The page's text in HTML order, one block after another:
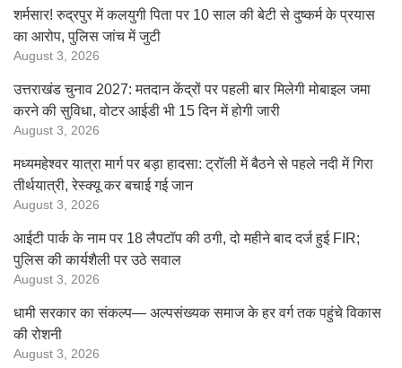
शर्मसार! रुद्रपुर में कलयुगी पिता पर 10 साल की बेटी से दुष्कर्म के प्रयास
का आरोप, पुलिस जांच में जुटी
August 3, 2026
उत्तराखंड चुनाव 2027: मतदान केंद्रों पर पहली बार मिलेगी मोबाइल जमा
करने की सुविधा, वोटर आईडी भी 15 दिन में होगी जारी
August 3, 2026
मध्यमहेश्वर यात्रा मार्ग पर बड़ा हादसा: ट्रॉली में बैठने से पहले नदी में गिरा
तीर्थयात्री, रेस्क्यू कर बचाई गई जान
August 3, 2026
आईटी पार्क के नाम पर 18 लैपटॉप की ठगी, दो महीने बाद दर्ज हुई FIR;
पुलिस की कार्यशैली पर उठे सवाल
August 3, 2026
धामी सरकार का संकल्प— अल्पसंख्यक समाज के हर वर्ग तक पहुंचे विकास
की रोशनी
August 3, 2026